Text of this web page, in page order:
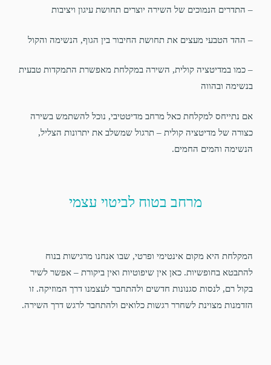
– התדרים הנמוכים של השירה יוצרים תחושת עיגון ויציבות
– ההד הטבעי מעצים את תחושת החיבור בין הגוף, הנשימה והקול
– כמו במדיטציה קולית, השירה במקלחת מאפשרת התמקדות טבעית
בנשימה ובהווה
אם נתייחס למקלחת כאל מרחב מדיטטיבי, נוכל להשתמש בשירה
כצורה של מדיטציה קולית – תרגול שמשלב את יתרונות הצליל,
הנשימה והמים החמים.
מרחב בטוח לביטוי עצמי
המקלחת היא מקום אינטימי ופרטי, שבו אנחנו מרגישות בנוח
להתבטא בחופשיות. כאן אין שיפוטיות ואין ביקורת – אפשר לשיר
בקול רם, לנסות סגנונות חדשים ולהתחבר לעצמנו דרך המוזיקה. זו
הזדמנות מצוינת לשחרר רגשות כלואים ולהתחבר לרגש דרך השירה.